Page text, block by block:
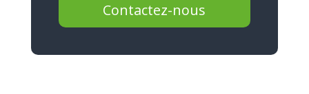
Contactez-nous